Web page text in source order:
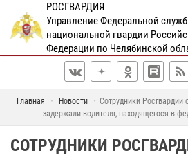
РОСГВАРДИЯ
Управление Федеральной
национальной гвардии
Федерации по Челябинской
Главная Новости
Сотрудники
задержали водителя, находящегося в
СОТРУДНИКИ